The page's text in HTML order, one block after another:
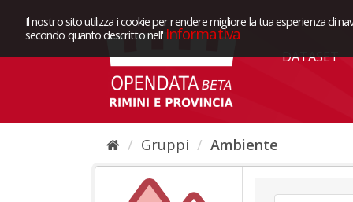
Il nostro sito utilizza i cookie per rendere migliore la tua esperienza di
secondo quanto descritto nell' Informativa
DATASET
Gruppi Ambiente